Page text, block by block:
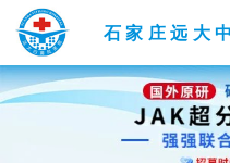
石家庄远大